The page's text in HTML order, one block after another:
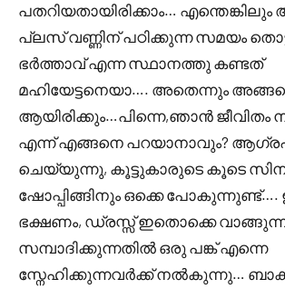
പതറിയതായിരിക്കാം… എന്തെങ്കിലും
പ്ലസ്‌ വണ്ണിന് പഠിക്കുന്ന സമയം
ഭർത്താവ് എന്ന സ്ഥാനത്തു കണ്ടത്
മഹിയേട്ടനെയാ…. അതെന്നും
ആയിരിക്കും…പിന്നെ,ഞാൻ ജീവിതം
എന്ന് എങ്ങനെ പറയാനാവും?
ചെയ്യുന്നു, കൂട്ടുകാരുടെ കൂടെ
ഷോപ്പിങ്ങിനും ഒക്കെ പോകുന്നുണ്ട്….
ഭക്ഷണം, ഡ്രസ്സ്‌ ഇതൊക്കെ
സമ്പാദിക്കുന്നതിൽ ഒരു പങ്ക് എന്നെ
സ്നേഹിക്കുന്നവർക്ക് നൽകുന്നു…